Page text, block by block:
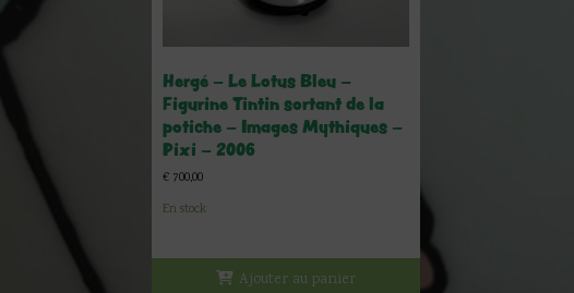
Hergé – Le Lotus Bleu –
Figurine Tintin sortant de la
potiche – Images Mythiques –
Pixi – 2006
€ 700,00
En stock
Ajouter au panier